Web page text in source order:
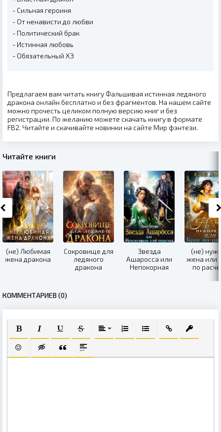
- Сильная героиня
- От ненависти до любви
- Политический брак
- Истинная любовь
- Обязательный ХЭ
Предлагаем вам читать книгу Фальшивая истинная ледяного
дракона онлайн бесплатно и без фрагментов. На нашем сайте
можно прочесть целиком полную версию книг и без
регистрации. По желанию можете скачать книгу в формате
FB2. Читайте и скачивайте новинки на сайте Мир фэнтези.
Читайте книги
(не) Любимая
жена дракона
Сокровище для
ледяного
дракона
Звезда
Ашаросса или
Непокорная
(не)
жена или
по
КОММЕНТАРИЕВ (0)
ПОЛУЖИРНЫЙ
КУРСИВПОДЧЕРКНУТЫЙ
ЗАЧЕРКНУТЫЙВЫРАВНИВАНИЕ
НУМЕРОВАННЫЙ СПИСОК
МАРКИРОВАННЫЙ
ВСТАВИТЬ
ВСТАВИТЬ СМАЙЛИК
ВСТАВКА СКРЫТОГО ТЕКСТА
ВСТАВКА ЦИТАТЫ
ВСТАВКА СПОЙЛЕРА